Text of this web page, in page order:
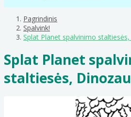
Pagrindinis
Spalvink!
Splat Planet spalvinimo
Splat Planet
staltiesės,